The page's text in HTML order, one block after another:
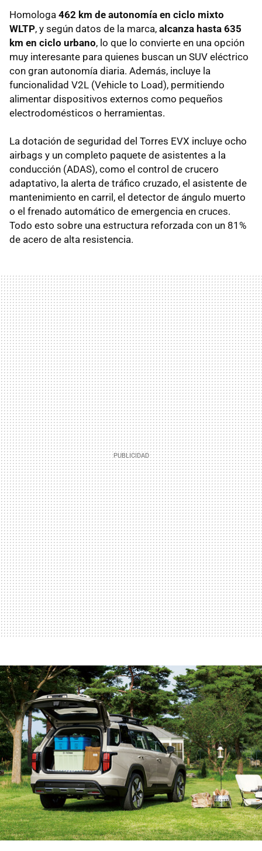
Homologa 462 km de autonomía en ciclo mixto
WLTP, y según datos de la marca, alcanza hasta 635
km en ciclo urbano, lo que lo convierte en una opción
muy interesante para quienes buscan un SUV eléctrico
con gran autonomía diaria. Además, incluye la
funcionalidad V2L (Vehicle to Load), permitiendo
alimentar dispositivos externos como pequeños
electrodomésticos o herramientas.
La dotación de seguridad del Torres EVX incluye ocho
airbags y un completo paquete de asistentes a la
conducción (ADAS), como el control de crucero
adaptativo, la alerta de tráfico cruzado, el asistente de
mantenimiento en carril, el detector de ángulo muerto
o el frenado automático de emergencia en cruces.
Todo esto sobre una estructura reforzada con un 81%
de acero de alta resistencia.